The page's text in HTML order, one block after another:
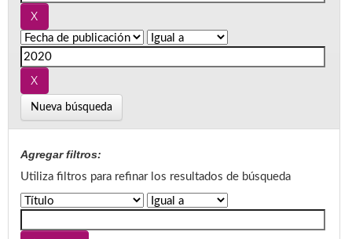
Nueva búsqueda
Agregar filtros:
Utiliza filtros para refinar los resultados de búsqueda